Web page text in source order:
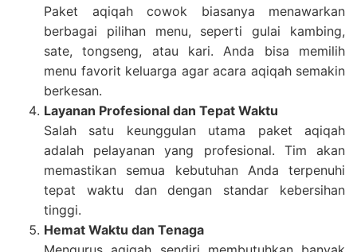
Paket aqiqah cowok biasanya menawarkan
berbagai pilihan menu, seperti gulai kambing,
sate, tongseng, atau kari. Anda bisa memilih
menu favorit keluarga agar acara aqiqah semakin
berkesan.
Layanan Profesional dan Tepat Waktu
Salah satu keunggulan utama paket aqiqah
adalah pelayanan yang profesional. Tim akan
memastikan semua kebutuhan Anda terpenuhi
tepat waktu dan dengan standar kebersihan
tinggi.
Hemat Waktu dan Tenaga